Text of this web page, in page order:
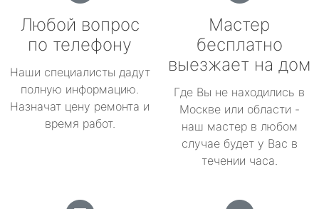
Любой вопрос
по телефону
Наши специалисты дадут
полную информацию.
Назначат цену ремонта и
время работ.
Мастер
бесплатно
выезжает на дом
Где Вы не находились в
Москве или области -
наш мастер в любом
случае будет у Вас в
течении часа.